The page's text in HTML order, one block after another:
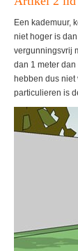
Een kademuur,
niet hoger is
vergunningsvrij
dan 1 meter
hebben dus
particulieren is